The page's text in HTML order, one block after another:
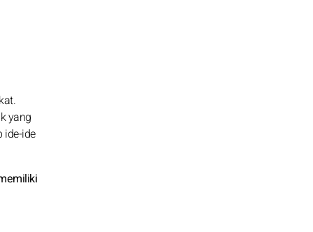
yang
ide-ide